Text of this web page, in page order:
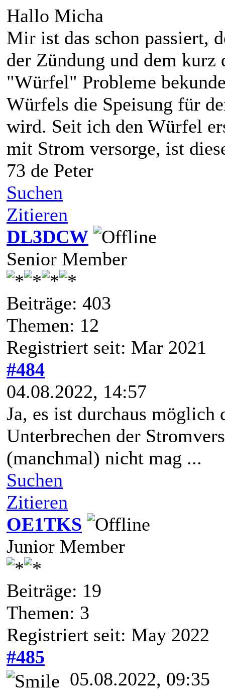
Hallo Micha
Mir ist das schon passiert,
der Zündung und dem
"Würfel" Probleme
Würfels die Speisung für
wird. Seit ich den Würfel
mit Strom versorge, ist
73 de Peter
Suchen
Zitieren
DL3DCW
Senior Member
Beiträge: 403
Themen: 12
Registriert seit: Mar 2021
#484
04.08.2022, 14:57
Ja, es ist durchaus möglich
Unterbrechen der
(manchmal) nicht mag ...
Suchen
Zitieren
OE1TKS
Junior Member
Beiträge: 19
Themen: 3
Registriert seit: May 2022
#485
05.08.2022, 09:35